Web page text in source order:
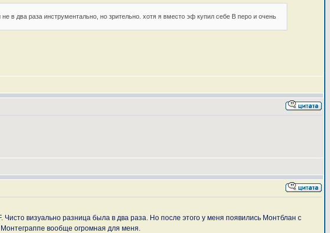
в два раза инструментально, но зрительно. хотя я вместо эф купил себе В перо и очень
визуально разница была в два раза. Но после этого у меня появились Монтблан с
вообще огромная для меня.